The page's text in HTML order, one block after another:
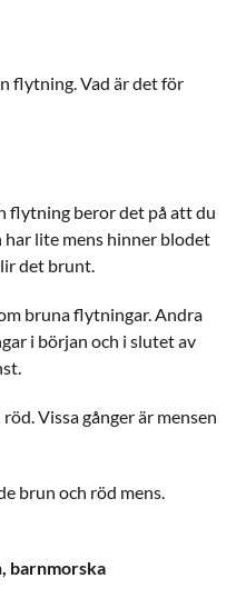
flytning. Vad är det för
flytning beror det på att du
har lite mens hinner blodet
det brunt.
bruna flytningar. Andra
i början och i slutet av
Vissa gånger är mensen
brun och röd mens.
barnmorska